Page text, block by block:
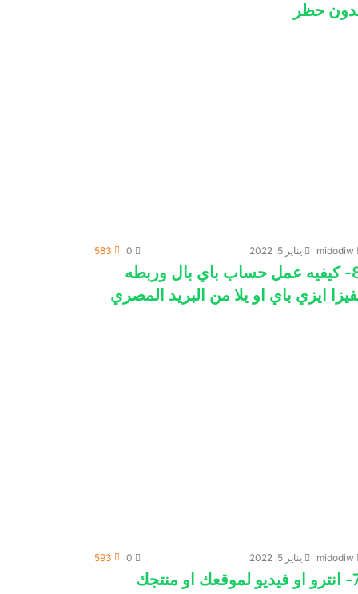
حظر
midodiw يناير 5, 2022 0
583
8- كيفيه عمل حساب باي بال وربطه
ايزي باي او يلا من البريد المصري
midodiw يناير 5, 2022 0
593
او منتجك